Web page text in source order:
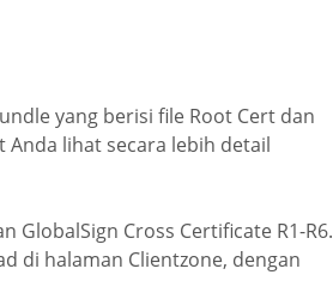
yang berisi file Root Cert dan
Anda lihat secara lebih detail
Cross Certificate R1-R6.
di halaman Clientzone, dengan